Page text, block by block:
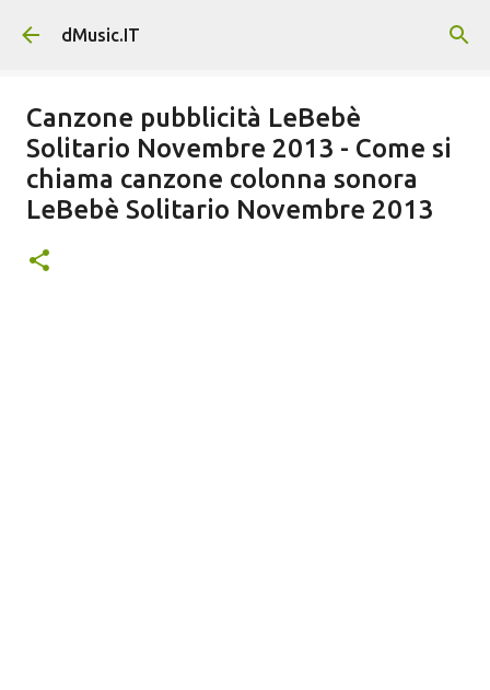
Passa ai contenuti principali
dMusic.IT
Canzone pubblicità LeBebè
Solitario Novembre 2013 - Come si
chiama canzone colonna sonora
LeBebè Solitario Novembre 2013